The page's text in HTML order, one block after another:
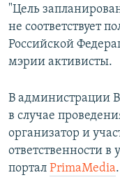
"Цель
не соответствует
Российской
мэрии активисты.
В администрации
в случае
организатор и
ответственности
портал PrimaMedia.